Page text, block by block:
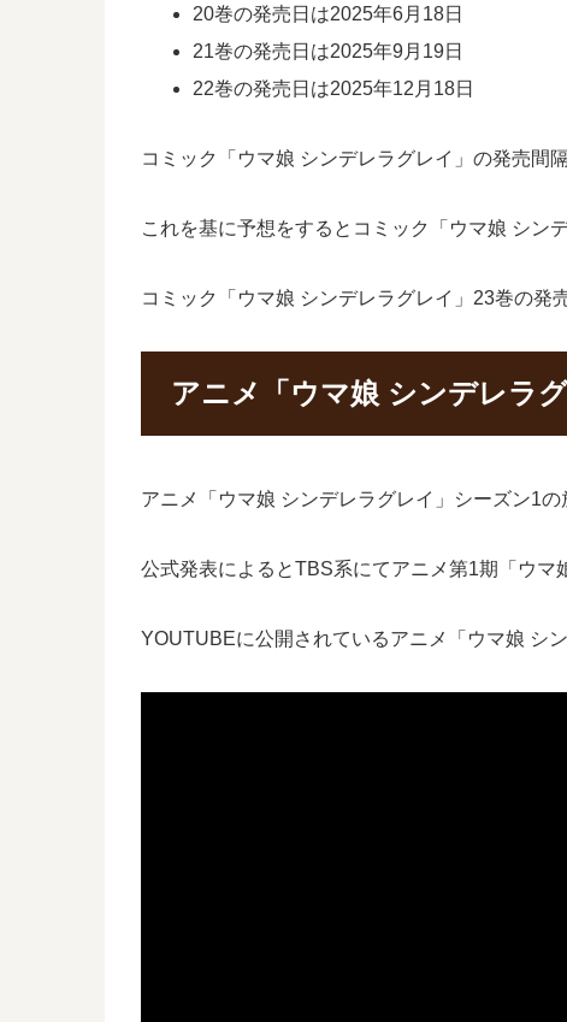
20巻の発売日は2025年6月18日
21巻の発売日は2025年9月19日
22巻の発売日は2025年12月18日
コミック「ウマ娘 シンデレラグレイ」の発売間
これを基に予想をするとコミック「ウマ娘 シン
コミック「ウマ娘 シンデレラグレイ」23巻の発
アニメ「ウマ娘 シンデレラ
アニメ「ウマ娘 シンデレラグレイ」シーズン1の
公式発表によるとTBS系にてアニメ第1期「ウマ
YOUTUBEに公開されているアニメ「ウマ娘 シ